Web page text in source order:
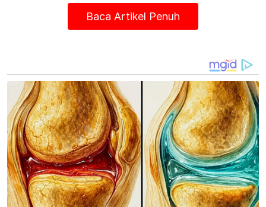
akan melawak dan tidak ikhlas memohon
“Ini merupakan perkara berkaitan mahkamah,
berlatarbelakangkan muzik dan tidak langsung
menunjukkan penyesalan.
Baca Artikel Penuh